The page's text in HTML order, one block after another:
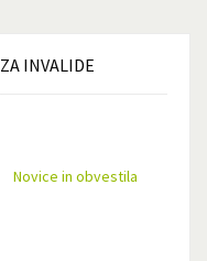
ZA INVALIDE
Novice in obvestila